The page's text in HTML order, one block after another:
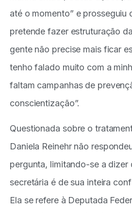
até o momento” e prosseguiu
pretende fazer estruturação
gente não precise mais ficar
tenho falado muito com a
faltam campanhas de
conscientização”.
Questionada sobre o
Daniela Reinehr não
pergunta, limitando-se a dizer
secretária é de sua inteira
Ela se refere à Deputada